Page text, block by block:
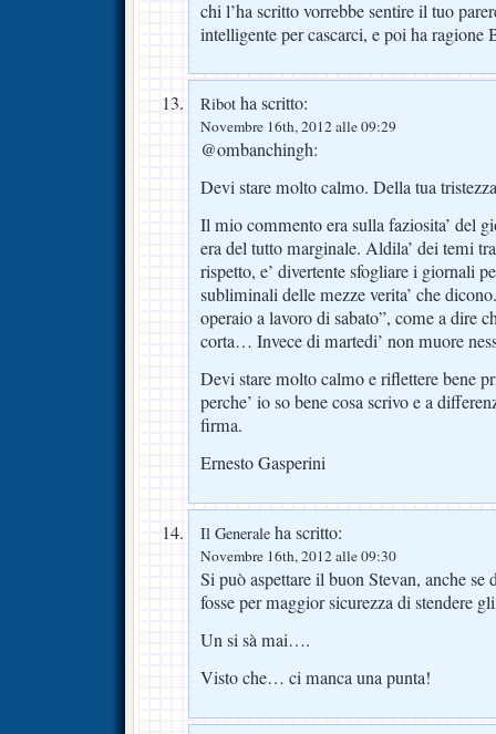
chi l’ha scritto vorrebbe sentire il tuo
intelligente per cascarci, e poi ha ragione
Ribot ha scritto:
Novembre 16th, 2012 alle 09:29
@ombanchingh:
Devi stare molto calmo. Della tua
Il mio commento era sulla faziosita’ del
era del tutto marginale. Aldila’ dei temi
rispetto, e’ divertente sfogliare i giornali
subliminali delle mezze verita’ che
operaio a lavoro di sabato”, come a dire
corta… Invece di martedi’ non muore
Devi stare molto calmo e riflettere bene
perche’ io so bene cosa scrivo e a
firma.
Ernesto Gasperini
Il Generale ha scritto:
Novembre 16th, 2012 alle 09:30
Si può aspettare il buon Stevan, anche
fosse per maggior sicurezza di stendere
Un si sà mai….
Visto che… ci manca una punta!